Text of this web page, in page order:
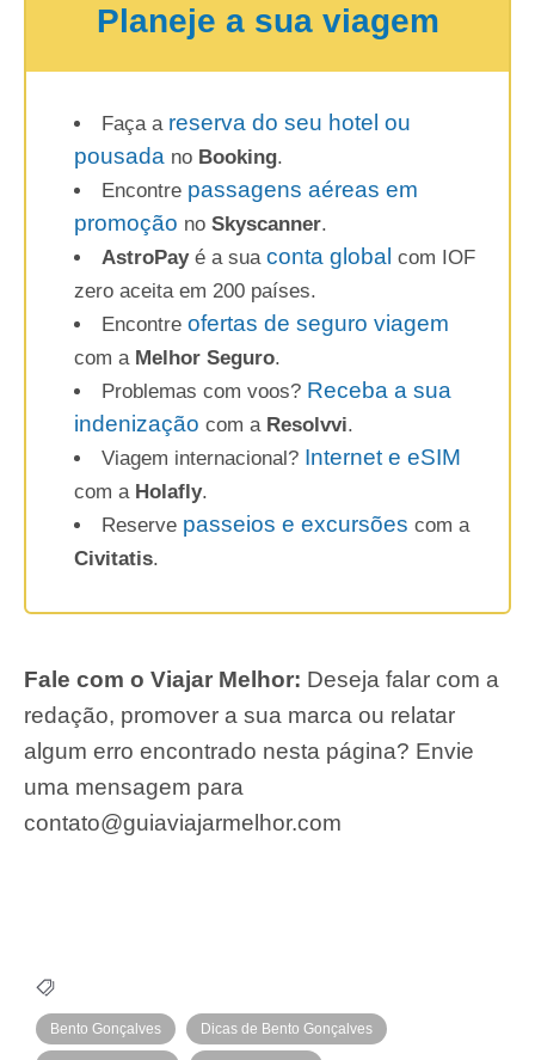
Planeje a sua viagem
Faça a reserva do seu hotel ou
pousada no Booking.
Encontre passagens aéreas em
promoção no Skyscanner.
AstroPayé a sua conta global com IOF
zero aceita em 200 países.
Encontre ofertas de seguro viagem
com a Melhor Seguro.
Problemas com voos? Receba a sua
indenização com a Resolvvi.
Viagem internacional? Internet e eSIM
com a Holafly.
Reserve passeios e excursões com a
Civitatis.
Fale com o Viajar Melhor: Deseja falar com a
redação, promover a sua marca ou relatar
algum erro encontrado nesta página? Envie
uma mensagem para
contato@guiaviajarmelhor.com
Bento Gonçalves Dicas de Bento Gonçalves